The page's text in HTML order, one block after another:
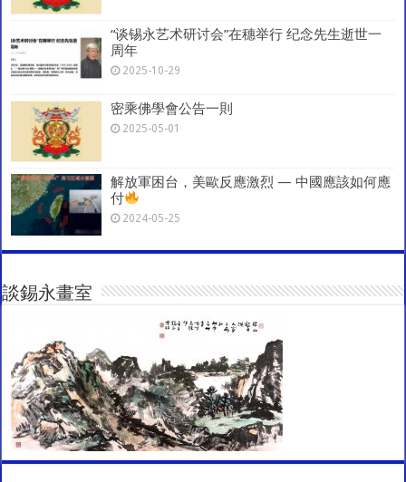
“谈锡永艺术研讨会”在穗举行 纪念先生逝世一
周年
2025-10-29
密乘佛學會公告一則
2025-05-01
解放軍困台，美歐反應激烈 — 中國應該如何應
付
2024-05-25
談錫永畫室